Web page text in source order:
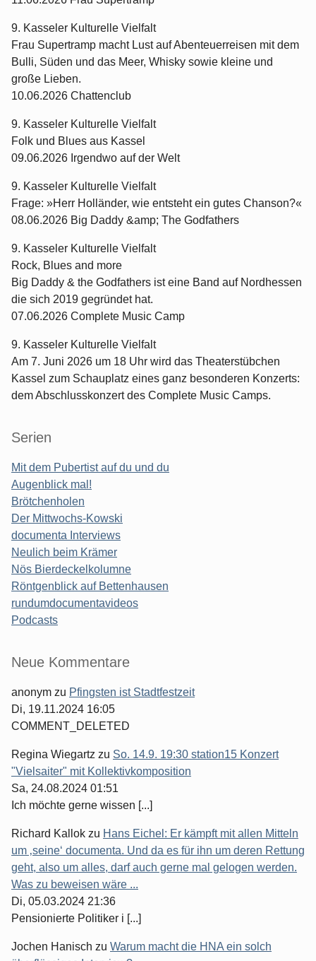
9. Kasseler Kulturelle Vielfalt
Frau Supertramp macht Lust auf Abenteuerreisen mit dem
Bulli, Süden und das Meer, Whisky sowie kleine und
große Lieben.
10.06.2026 Chattenclub
9. Kasseler Kulturelle Vielfalt
Folk und Blues aus Kassel
09.06.2026 Irgendwo auf der Welt
9. Kasseler Kulturelle Vielfalt
Frage: »Herr Holländer, wie entsteht ein gutes Chanson?«
08.06.2026 Big Daddy &amp; The Godfathers
9. Kasseler Kulturelle Vielfalt
Rock, Blues and more
Big Daddy & the Godfathers ist eine Band auf Nordhessen
die sich 2019 gegründet hat.
07.06.2026 Complete Music Camp
9. Kasseler Kulturelle Vielfalt
Am 7. Juni 2026 um 18 Uhr wird das Theaterstübchen
Kassel zum Schauplatz eines ganz besonderen Konzerts:
dem Abschlusskonzert des Complete Music Camps.
Serien
Mit dem Pubertist auf du und du
Augenblick mal!
Brötchenholen
Der Mittwochs-Kowski
documenta Interviews
Neulich beim Krämer
Nös Bierdeckelkolumne
Röntgenblick auf Bettenhausen
rundumdocumentavideos
Podcasts
Seitenleiste
Neue Kommentare
anonym zu Pfingsten ist Stadtfestzeit
Di, 19.11.2024 16:05
COMMENT_DELETED
Regina Wiegartz zu So. 14.9. 19:30 station15 Konzert
"Vielsaiter" mit Kollektivkomposition
Sa, 24.08.2024 01:51
Ich möchte gerne wissen [...]
Richard Kallok zu Hans Eichel: Er kämpft mit allen Mitteln
um ‚seine‘ documenta. Und da es für ihn um deren Rettung
geht, also um alles, darf auch gerne mal gelogen werden.
Was zu beweisen wäre ...
Di, 05.03.2024 21:36
Pensionierte Politiker i [...]
Jochen Hanisch zu Warum macht die HNA ein solch